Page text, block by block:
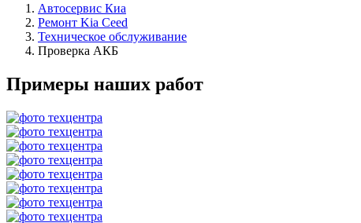
Автосервис Киа
Ремонт Kia Ceed
Техническое обслуживание
Проверка АКБ
Примеры наших работ